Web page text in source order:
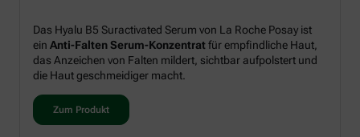
Das Hyalu B5 Suractivated Serum von La Roche Posay ist
ein Anti-Falten Serum-Konzentratfür empfindliche Haut,
das Anzeichen von Falten mildert, sichtbar aufpolstert und
die Haut geschmeidiger macht.
Zum Produkt